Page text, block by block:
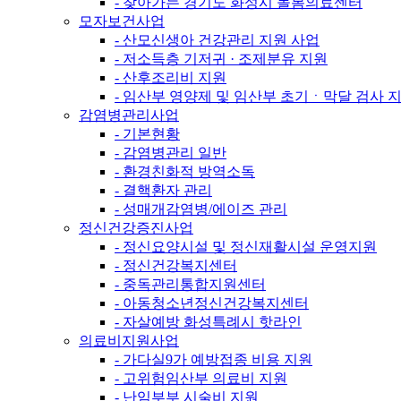
모자보건사업
- 산모신생아 건강관리 지원 사업
- 저소득층 기저귀 · 조제분유 지원
- 산후조리비 지원
- 임산부 영양제 및 임산부 초기ㆍ막달 검사
감염병관리사업
- 기본현황
- 감염병관리 일반
- 환경친화적 방역소독
- 결핵환자 관리
- 성매개감염병/에이즈 관리
정신건강증진사업
- 정신요양시설 및 정신재활시설 운영지원
- 정신건강복지센터
- 중독관리통합지원센터
- 아동청소년정신건강복지센터
- 자살예방 화성특례시 핫라인
의료비지원사업
- 가다실9가 예방접종 비용 지원
- 고위험임산부 의료비 지원
- 난임부부 시술비 지원